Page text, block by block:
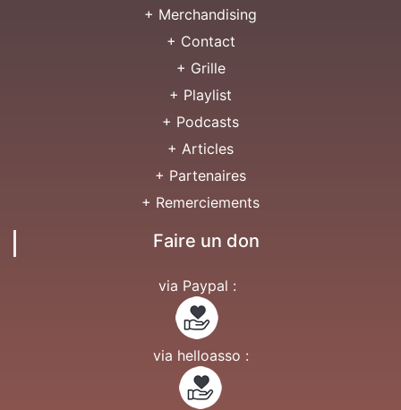
+ Merchandising
+ Contact
+ Grille
+ Playlist
+ Podcasts
+ Articles
+ Partenaires
+ Remerciements
Faire un don
via Paypal :
via helloasso :